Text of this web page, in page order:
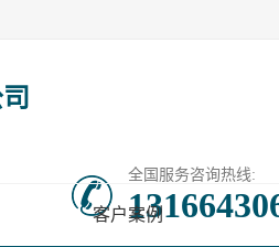
全国服务咨询热线:
客户案例